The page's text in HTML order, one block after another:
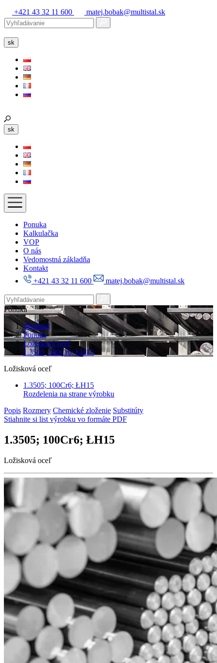
+421 43 32 11 600 matej.bobak@multistal.sk
sk
sk
Ponuka
Kalkulačka
VOP
O nás
Vedomostná základňa
Kontakt
+421 43 32 11 600
matej.bobak@multistal.sk
Ponuka
Multistal
Ponuka
Ložisková oceľ
1.3505; 100Cr6; ŁH15
Ložisková oceľ
1.3505; 100Cr6; ŁH15
Rozdelenia na strane výrobku
Popis Rozmery Chemické zloženie Substitúty
Stiahnite si list výrobku vo formáte PDF
1.3505; 100Cr6; ŁH15
Ložisková oceľ